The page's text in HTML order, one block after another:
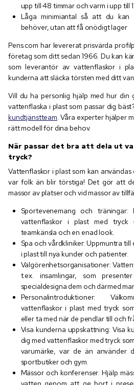
upp till 48 timmar och varm i upp till
Låga minimiantal så att du kan
behöver, utan att få onödigt lager
Pens.com har levererat prisvärda
företag som ditt sedan 1966. Du kan
som leverantör av vattenflaskor i
kunderna att släcka törsten med ditt
Vill du ha personlig hjälp med hur din
vattenflaska i plast som passar dig
kundtjänstteam. Våra experter hjälper
rätt modell för dina behov.
När passar det bra att dela ut
tryck?
Vattenflaskor i plast som kan
var folk än blir törstiga! Det gör att
massor av platser och vid massor av
Sportevenemang och
vattenflaskor i plast med tryck
teamkänsla och en enad look.
Spa och vårdkliniker: Uppmuntra
i plast till nya kunder och patienter.
Välgörenhetsorganisationer:
t.ex. insamlingar, som
specialdesigna dem och därmed
Personalintroduktioner:
vattenflaskor i plast med tryck
eller ta med när de pendlar till och
Visa kunderna uppskattning: Visa
dig med vattenflaskor med tryck
varumärke, var de än använder
sportbutiker och gym.
Mässor och konferenser: Hjälp